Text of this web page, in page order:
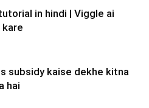
in hindi | Viggle ai
kare
subsidy kaise dekhe kitna
hai